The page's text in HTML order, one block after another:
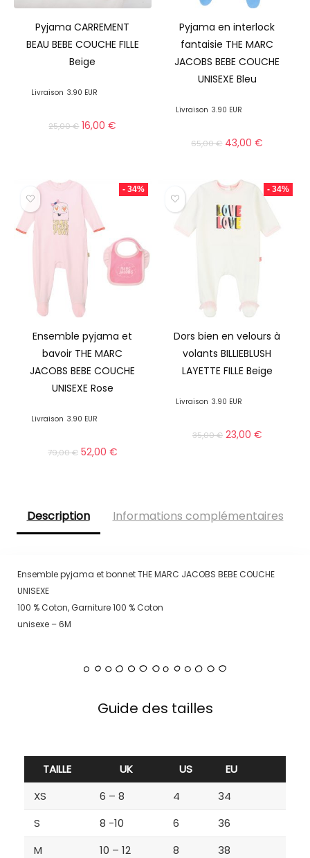
Pyjama CARREMENT
BEAU BEBE COUCHE FILLE
Beige
Livraison 3.90 EUR
25,00€ 16,00€
Pyjama en interlock
fantaisie THE MARC
JACOBS BEBE COUCHE
UNISEXE Bleu
Livraison 3.90 EUR
65,00€ 43,00€
- 34%
Ensemble pyjama et
bavoir THE MARC
JACOBS BEBE COUCHE
UNISEXE Rose
Livraison 3.90 EUR
79,00€ 52,00 €
- 34%
Dors bien en velours à
volants BILLIEBLUSH
LAYETTE FILLE Beige
Livraison 3.90 EUR
35,00€ 23,00 €
Description Informations complémentaires
Ensemble pyjama et bonnet THE MARC JACOBS BEBE COUCHE
UNISEXE
100 % Coton, Garniture 100 % Coton
unisexe – 6M
Guide des tailles
TAILLE UK US
EU
XS
6 – 8 4
34
S
8 -10 6
36
M
10 – 12 8
38